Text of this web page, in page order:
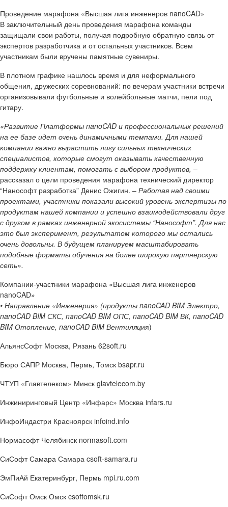
Проведение марафона «Высшая лига инженеров nanoCAD»
В заключительный день проведения марафона команды
защищали свои работы, получая подробную обратную связь от
экспертов разработчика и от остальных участников. Всем
участникам были вручены памятные сувениры.
В плотном графике нашлось время и для неформального
общения, дружеских соревнований: по вечерам участники встречи
организовывали футбольные и волейбольные матчи, пели под
гитару.
«Развитие Платформы nanoCAD и профессиональных решений
на ее базе идет очень динамичными темпами. Для нашей
компании важно вырастить лигу сильных технических
специалистов, которые смогут оказывать качественную
поддержку клиентам, помогать с выбором продуктов, –
рассказал о цели проведения марафона технический директор
“Нанософт разработка” Денис Ожигин. – Работая над своими
проектами, участники показали высокий уровень экспертизы по
продуктам нашей компании и успешно взаимодействовали друг
с другом в рамках инженерной экосистемы “Нанософт”. Для нас
это был эксперимент, результатом которого мы остались
очень довольны. В будущем планируем масштабировать
подобные форматы обучения на более широкую партнерскую
сеть».
Компании-участники марафона «Высшая лига инженеров
nanoCAD»
• Направление «Инженерия» (продукты nanoCAD BIM Электро,
nanoCAD BIM СКС, nanoCAD BIM ОПС, nanoCAD BIM ВК, nanoCAD
BIM Отопление, nanoCAD BIM Вентиляция)
АльянсСофтМосква, Рязань 62soft.ru
Бюро САПР Москва, Пермь, Томск bsapr.ru
ЧТУП «Главтелеком» Минск glavtelecom.by
Инжиниринговый Центр «Инфарс» Москва infars.ru
ИнфоИндастри Красноярск infoind.info
НормасофтЧелябинск normasoft.com
СиСофт Самара Самара csoft-samara.ru
ЭмПиАй Екатеринбург, Пермь mpi.ru.com
СиСофт Омск Омск csoftomsk.ru